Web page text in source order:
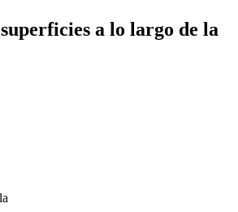
a lo largo de la